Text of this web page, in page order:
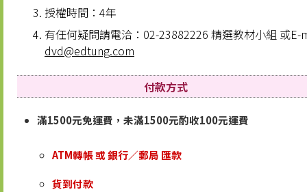
授權時間：4年
有任何疑問請電洽：02-23882226 精選教材小組 或E-
dvd@edtung.com
付款方式
滿1500元免運費，未滿1500元酌收100元運費
ATM轉帳 或 銀行／郵局 匯款
貨到付款